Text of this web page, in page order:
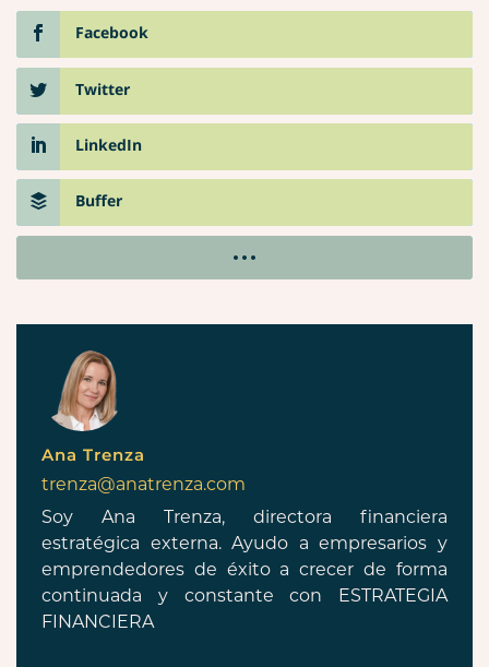
Facebook
Twitter
LinkedIn
Buffer
Ana Trenza
trenza@anatrenza.com
Soy Ana Trenza, directora financiera
estratégica externa. Ayudo a empresarios y
emprendedores de éxito a crecer de forma
continuada y constante con ESTRATEGIA
FINANCIERA